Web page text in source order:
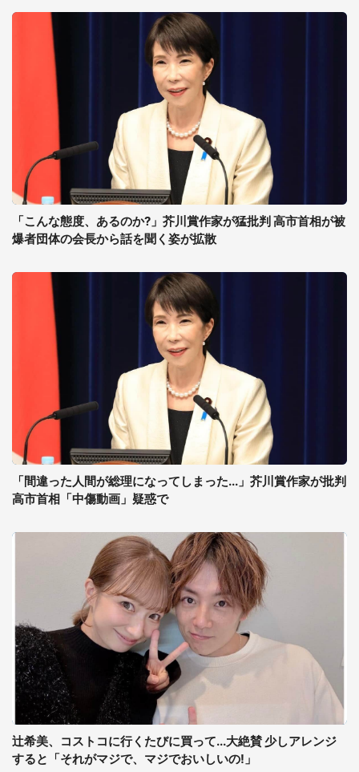
「こんな態度、あるのか?」芥川賞作家が猛批判 高市首相が被
爆者団体の会長から話を聞く姿が拡散
「間違った人間が総理になってしまった...」芥川賞作家が批判
高市首相「中傷動画」疑惑で
辻希美、コストコに行くたびに買って...大絶賛 少しアレンジ
すると「それがマジで、マジでおいしいの!」